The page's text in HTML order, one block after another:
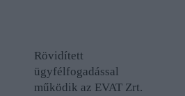
Rövidített
ügyfélfogadással
működik az EVAT Zrt.